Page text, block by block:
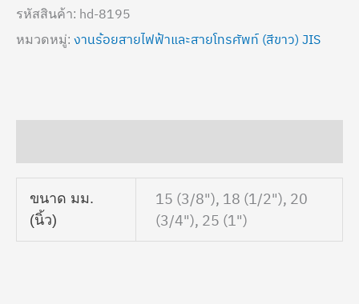
รหัสสินค้า: hd-8195
หมวดหมู่: งานร้อยสายไฟฟ้าและสายโทรศัพท์ (สีขาว) JIS
ขนาด มม.
(นิ้ว)
15 (3/8"), 18 (1/2"), 20
(3/4"), 25 (1")